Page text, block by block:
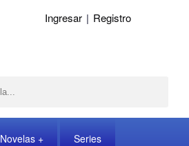
Ingresar | Registro
Novelas Series